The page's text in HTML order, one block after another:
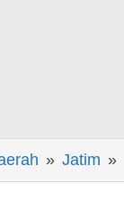
» Jatim »